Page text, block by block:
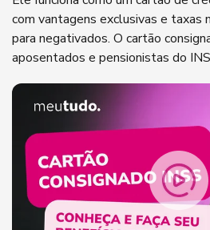
com vantagens exclusivas e taxas
para negativados. O cartão
aposentados e pensionistas do